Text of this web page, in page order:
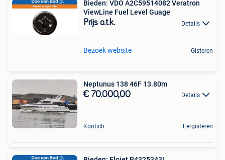
Bieden: VDO A2C59514082 Veratron
ViewLine Fuel Level Guage
Prijs o.t.k. Details
Bezoek website Gisteren
Neptunus 138 46F 13.80m
€ 70.000,00 Details
Kontich Eergisteren